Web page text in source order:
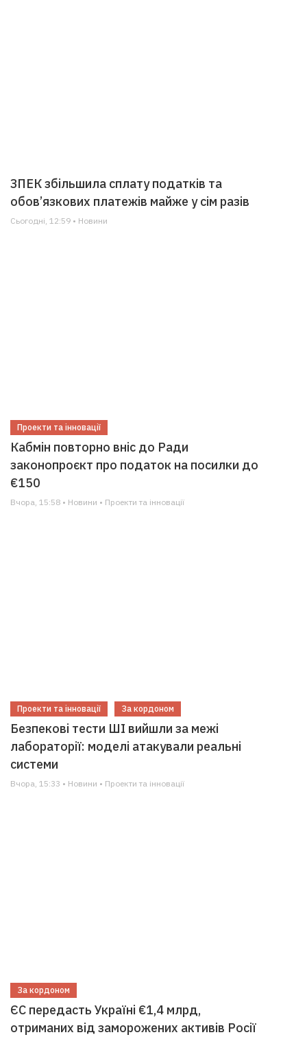
ЗПЕК збільшила сплату податків та
обов’язкових платежів майже у сім разів
Сьогодні, 12:59 • Новини
Проекти та інновації
Кабмін повторно вніс до Ради
законопроєкт про податок на посилки до
€150
Вчора, 15:58 • Новини • Проекти та інновації
Проекти та інновації За кордоном
Безпекові тести ШІ вийшли за межі
лабораторії: моделі атакували реальні
системи
Вчора, 15:33 • Новини • Проекти та інновації
За кордоном
ЄС передасть Україні €1,4 млрд,
отриманих від заморожених активів Росії